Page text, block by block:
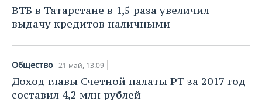
ВТБ в Татарстане в 1,5 раза увеличил
выдачу кредитов наличными
Общество 21 май, 13:09
Доход главы Счетной палаты РТ за 2017 год
составил 4,2 млн рублей